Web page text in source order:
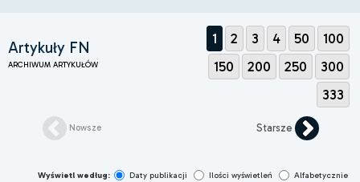
Artykuły FN
ARCHIWUM ARTYKUŁÓW
1 2 3 4 50
100
150
200 250
300
333
Nowsze Starsze
Wyświetl według: Daty publikacji Ilości wyświetleń
Alfabetycznie